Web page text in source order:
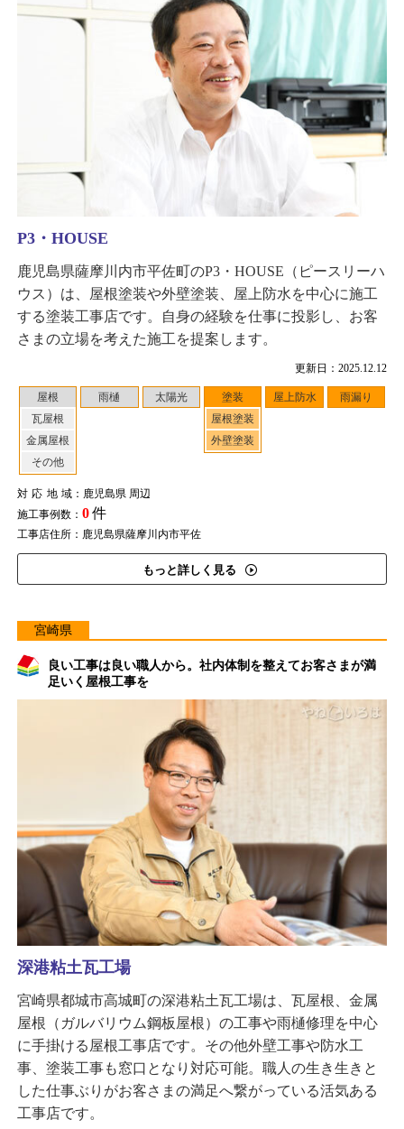
更新日：2025.12.12
屋根
瓦屋根
金属屋根
その他
雨樋 太陽光
塗装
屋根塗装
外壁塗装
屋上防水 雨漏り
対応地域：鹿児島県 周辺
施工事例数： 0件
工事店住所：鹿児島県薩摩川内市平佐
もっと詳しく見る
P3・HOUSE
鹿児島県薩摩川内市平佐町のP3・HOUSE（ピースリーハ
ウス）は、屋根塗装や外壁塗装、屋上防水を中心に施工
する塗装工事店です。自身の経験を仕事に投影し、お客
さまの立場を考えた施工を提案します。
宮崎県
良い工事は良い職人から。社内体制を整えてお客さまが満
足いく屋根工事を
深港粘土瓦工場
宮崎県都城市高城町の深港粘土瓦工場は、瓦屋根、金属
屋根（ガルバリウム鋼板屋根）の工事や雨樋修理を中心
に手掛ける屋根工事店です。その他外壁工事や防水工
事、塗装工事も窓口となり対応可能。職人の生き生きと
した仕事ぶりがお客さまの満足へ繋がっている活気ある
工事店です。